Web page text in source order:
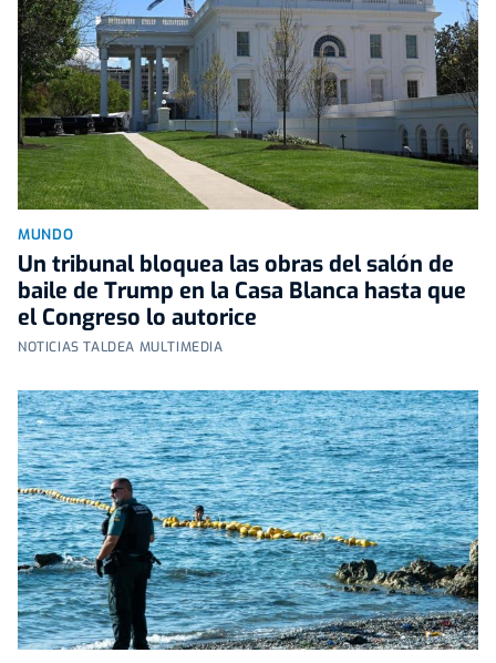
MUNDO
Un tribunal bloquea las obras del salón de
baile de Trump en la Casa Blanca hasta que
el Congreso lo autorice
NOTICIAS TALDEA MULTIMEDIA